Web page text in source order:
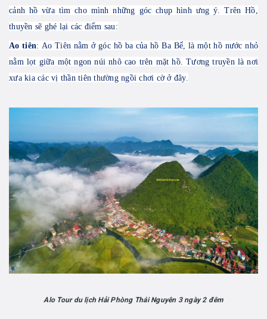
cảnh hồ vừa tìm cho mình những góc chụp hình ưng ý. Trên Hồ,
thuyền sẽ ghé lại các điểm sau:
Ao tiên: Ao Tiên nằm ở góc hồ ba của hồ Ba Bể, là một hồ nước nhỏ
nằm lọt giữa một ngon núi nhô cao trên mặt hồ. Tương truyền là nơi
xưa kia các vị thần tiên thường ngồi chơi cờ ở đây.
Alo Tour du lịch Hải Phòng Thái Nguyên 3 ngày 2 đêm